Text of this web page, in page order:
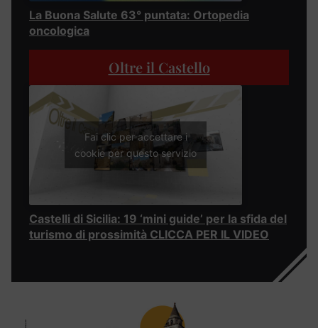
La Buona Salute 63° puntata: Ortopedia
oncologica
Oltre il Castello
Fai clic per accettare i
cookie per questo servizio
Castelli di Sicilia: 19 ‘mini guide’ per la sfida del
turismo di prossimità CLICCA PER IL VIDEO